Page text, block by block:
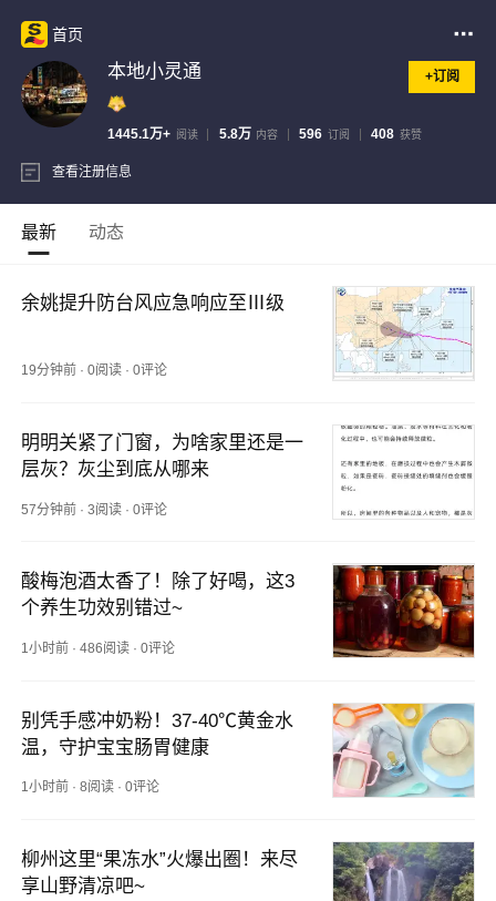
首页
本地小灵通 +订阅
1445.1万+ 阅读 5.8万 内容 596 订阅 408 获赞
查看注册信息
最新 动态
余姚提升防台风应急响应至Ⅲ级
19分钟前 ·0阅读 ·0评论
明明关紧了门窗，为啥家里还是一
层灰？灰尘到底从哪来
57分钟前 ·3阅读 ·0评论
酸梅泡酒太香了！除了好喝，这3
个养生功效别错过~
1小时前 ·486阅读 ·0评论
别凭手感冲奶粉！37-40℃黄金水
温，守护宝宝肠胃健康
1小时前 ·8阅读 ·0评论
柳州这里“果冻水”火爆出圈！来尽
享山野清凉吧~